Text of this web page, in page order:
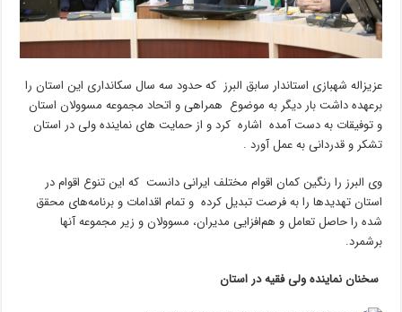
عزیزاله شهبازی استاندار سابق البرز که حدود سه سال سکانداری این استان را
برعهده داشت بار دیگر به موضوع همراهی و اتحاد مجموعه مسوولان استان
و توفیقات به دست آمده اشاره کرد و از حمایت های نماینده ولی در استان
تشکر و قدردانی به عمل آورد .
وی البرز را رنگین کمان اقوام مختلف ایرانی دانست که این تنوع اقوام در
استان تهدیدها را به فرصت تبدیل کرده و تمام اقدامات و برنامه‌های محقق
شده را حاصل تعامل و هم‌افزایی مدیران، مسوولان و زیر مجموعه آنها
برشمرد.
سخنان نماینده ولی فقیه در استان